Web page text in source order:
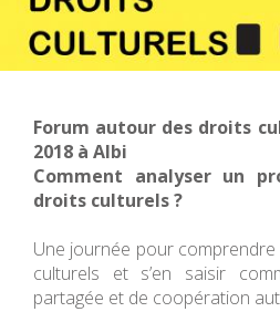
Forum autour des droits
2018 à Albi
Comment analyser un
droits culturels ?
Une journée pour
culturels et s’en saisir
partagée et de coopération